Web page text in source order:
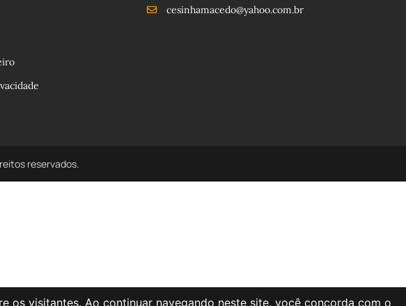
cesinhamacedo@yahoo.com.br
reservados.
os visitantes. Ao continuar navegando neste site, você concorda com o